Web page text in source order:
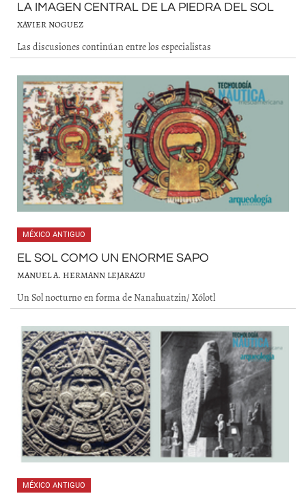
LA IMAGEN CENTRAL DE LA PIEDRA DEL SOL
XAVIER NOGUEZ
Las discusiones continúan entre los especialistas
MÉXICO ANTIGUO
EL SOL COMO UN ENORME SAPO
MANUEL A. HERMANN LEJARAZU
Un Sol nocturno en forma de Nanahuatzin/ Xólotl
MÉXICO ANTIGUO